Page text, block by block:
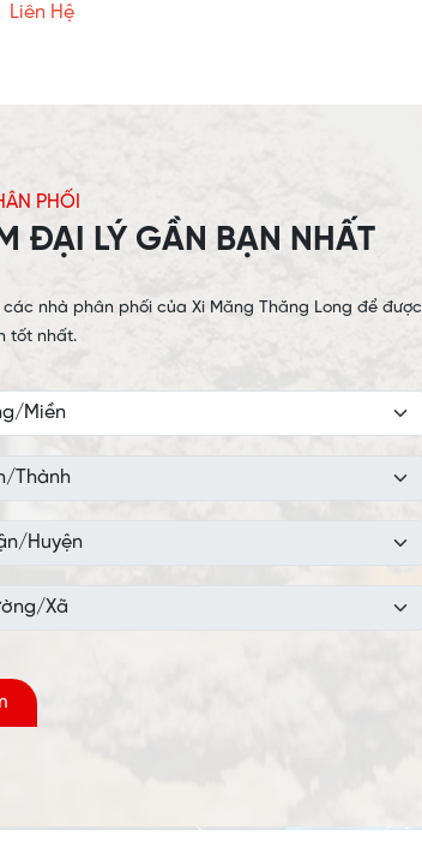
Liên Hệ
PHỐI
ĐẠI LÝ GẦN BẠN NHẤT
các nhà phân phối của Xi Măng Thăng Long để được
tốt nhất.